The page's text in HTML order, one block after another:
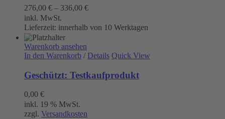
276,00 € – 336,00 €
inkl. MwSt.
Lieferzeit: innerhalb von 10 Werktagen
Warenkorb ansehen
In den Warenkorb / Details Quick View
Geschützt: Testkaufprodukt
0,00 €
inkl. 19 % MwSt.
zzgl. Versandkosten